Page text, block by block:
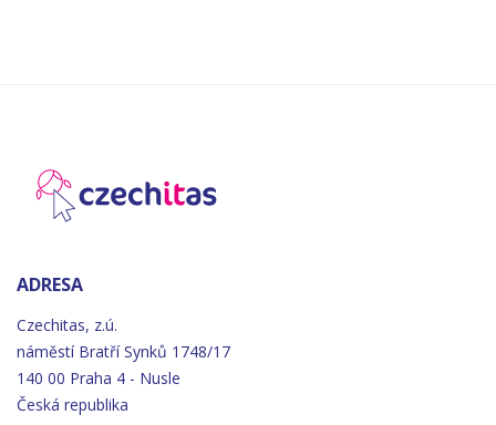
ADRESA
Czechitas, z.ú.
náměstí Bratří Synků 1748/17
140 00 Praha 4 - Nusle
Česká republika